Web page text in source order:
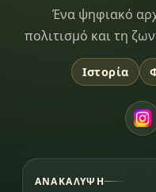
Dimitsana.gr
Ένα ψηφιακό
πολιτισμό και τη
Ιστορία
ΑΝΑΚΆΛΥΨΗ